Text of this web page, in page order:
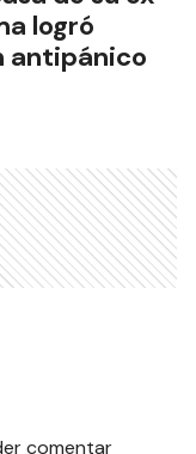
logró
antipánico
comentar